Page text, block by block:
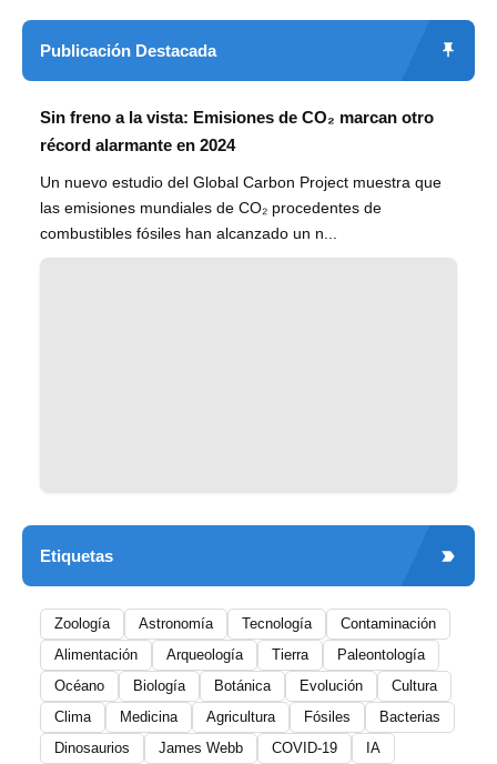
Publicación Destacada
Sin freno a la vista: Emisiones de CO₂ marcan otro
récord alarmante en 2024
Un nuevo estudio del Global Carbon Project muestra que
las emisiones mundiales de CO₂ procedentes de
combustibles fósiles han alcanzado un n...
Etiquetas
Zoología Astronomía Tecnología
Contaminación
Alimentación
Arqueología Tierra
Paleontología
Océano
Biología Botánica Evolución
Cultura
Clima
Medicina Agricultura Fósiles
Bacterias
Dinosaurios
James Webb COVID-19
IA